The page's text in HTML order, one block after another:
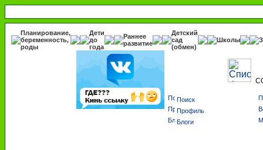
Планирование,
беременность,
роды
Дети
до
года
Раннее
развитие
Детский
сад
(обмен)
Школы
Поиск
Профиль
Блоги